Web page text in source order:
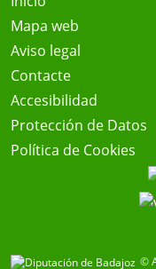
Mapa web
Aviso legal
Contacte
Accesibilidad
Protección de Datos
Política de Cookies
©